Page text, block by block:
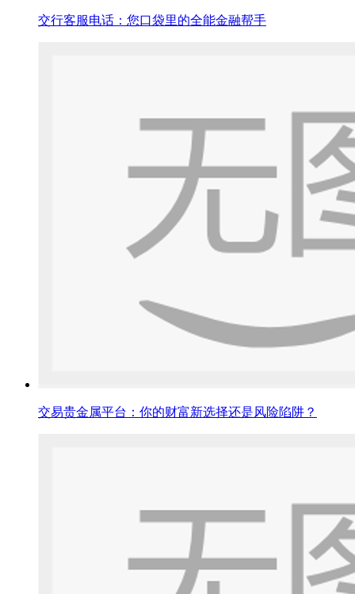
交行客服电话：您口袋里的全能金融帮手
交易贵金属平台：你的财富新选择还是风险陷阱？